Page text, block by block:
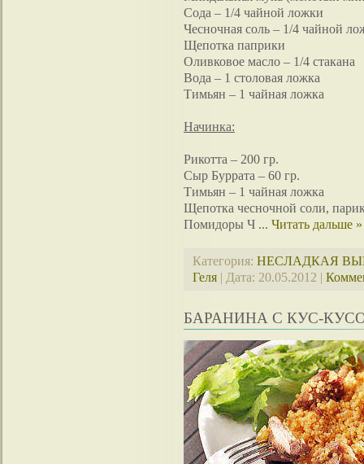
Сода – 1/4 чайной ложки
Чесночная соль – 1/4 чайной
Щепотка паприки
Оливковое масло – 1/4 стакана
Вода – 1 столовая ложка
Тимьян – 1 чайная ложка
Начинка:
Рикотта – 200 гр.
Сыр Буррата – 60 гр.
Тимьян – 1 чайная ложка
Щепотка чесночной соли,
Помидоры Ч ... Читать дальше »
Категория: НЕСЛАДКАЯ
Геля | Дата: 20.05.2012 |
БАРАНИНА С КУС-